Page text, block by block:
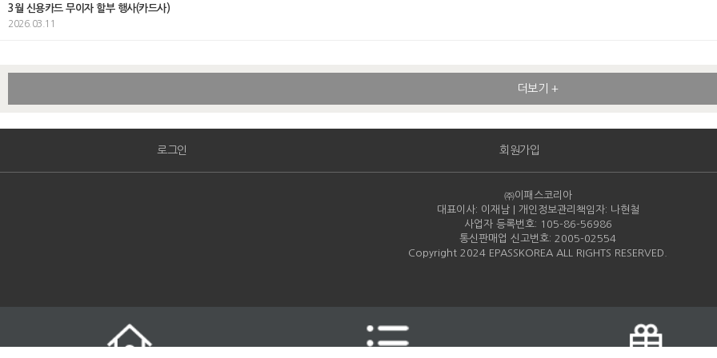
3월 신용카드 무이자 할부 행사(카드사)
2026.03.11
더보기 +
로그인 회원가입
㈜이패스코리아
대표이사: 이재남 | 개인정보관리책임자: 나현철
사업자 등록번호: 105-86-56986
통신판매업 신고번호: 2005-02554
Copyright 2024 EPASSKOREA ALL RIGHTS RESERVED.